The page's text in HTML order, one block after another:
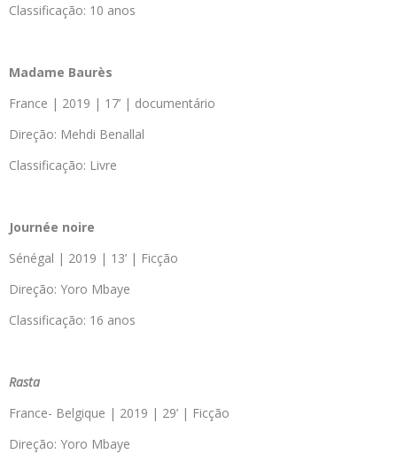
Classificação: 10 anos
Madame Baurès
France | 2019 | 17’ | documentário
Direção: Mehdi Benallal
Classificação: Livre
Journée noire
Sénégal | 2019 | 13’ | Ficção
Direção: Yoro Mbaye
Classificação: 16 anos
Rasta
France- Belgique | 2019 | 29’ | Ficção
Direção: Yoro Mbaye